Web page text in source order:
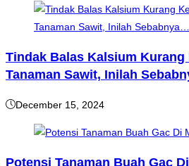
Tindak Balas Kalsium Kurang
Tanaman Sawit, Inilah
December 15, 2024
Potensi Tanaman Buah Gac